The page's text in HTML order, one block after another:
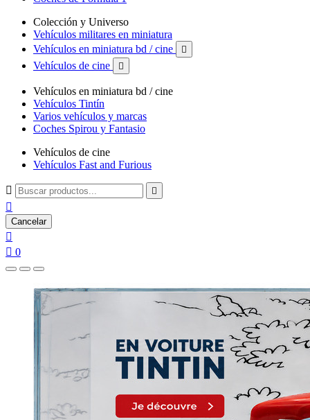
Colección y Universo
Vehículos militares en miniatura
Vehículos en miniatura bd / cine

Vehículos de cine 
Vehículos en miniatura bd / cine
Vehículos Tintín
Varios vehículos y marcas
Coches Spirou y Fantasio
Vehículos de cine
Vehículos Fast and Furious
 

Cancelar

 0